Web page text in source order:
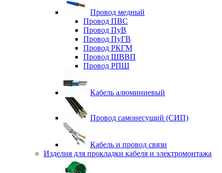
Провод медный
Провод ПВС
Провод ПуВ
Провод ПуГВ
Провод РКГМ
Провод ШВВП
Провод РПШ
Кабель алюминиевый
Провод самонесущий (СИП)
Кабель и провод связи
Изделия для прокладки кабеля и электромонтажа